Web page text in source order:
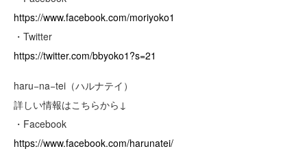
https://www.facebook.com/moriyoko1
・Twitter
https://twitter.com/bbyoko1?s=21
haru−na−tei（ハルナテイ）
詳しい情報はこちらから↓
・Facebook
https://www.facebook.com/harunatei/